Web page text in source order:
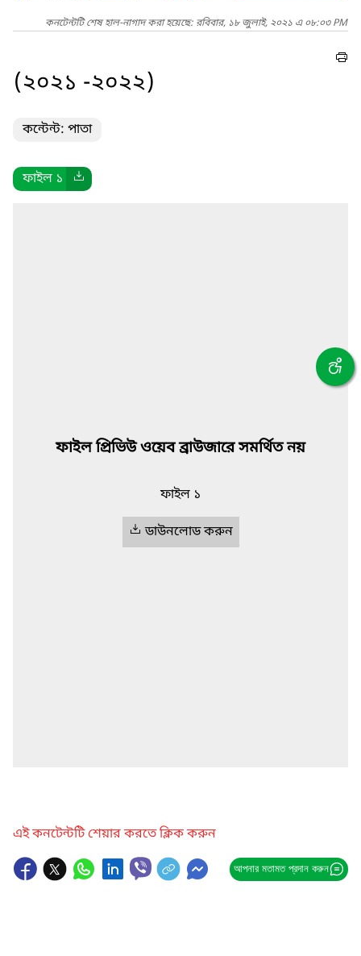
কনটেন্টটি শেষ হাল-নাগাদ করা হয়েছে: রবিবার, ১৮ জুলাই, ২০২১ এ ০৮:০৩ PM
(২০২১ -২০২২)
কন্টেন্ট: পাতা
ফাইল ১
ফাইল প্রিভিউ ওয়েব ব্রাউজারে সমর্থিত নয়
ফাইল ১
ডাউনলোড করুন
এই কনটেন্টটি শেয়ার করতে ক্লিক করুন
আপনার মতামত প্রদান করুন